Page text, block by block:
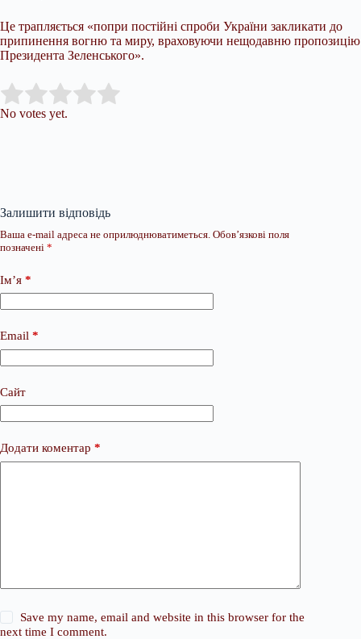
Це трапляється «попри постійні спроби України закликати до
припинення вогню та миру, враховуючи нещодавню пропозицію
Президента Зеленського».
Rate this item:
No votes yet.
Залишити відповідь
Ваша e-mail адреса не оприлюднюватиметься. Обов’язкові поля
позначені *
Ім’я *
Email *
Сайт
Додати коментар *
Save my name, email and website in this browser for the
next time I comment.